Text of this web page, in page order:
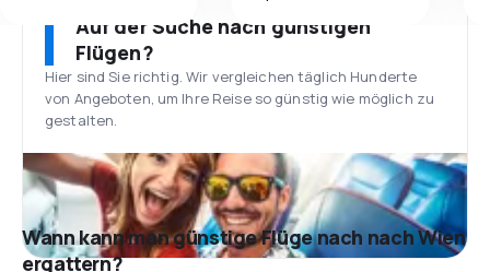
Auf der Suche nach günstigen
Flügen?
Hier sind Sie richtig. Wir vergleichen täglich Hunderte
von Angeboten, um Ihre Reise so günstig wie möglich zu
gestalten.
Wann kann man günstige Flüge nach nach Wien
ergattern?